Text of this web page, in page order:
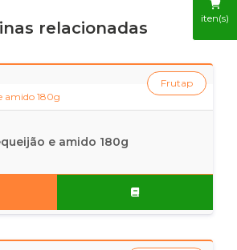
iten(s)
relacionadas
e amido 180g
Frutap